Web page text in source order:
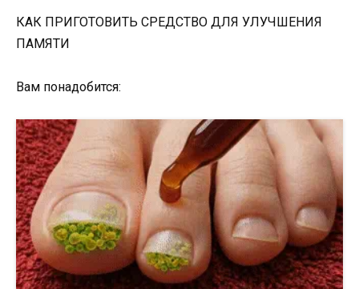
КАК ПРИГОТОВИТЬ СРЕДСТВО ДЛЯ УЛУЧШЕНИЯ
ПАМЯТИ
Вам понадобится: